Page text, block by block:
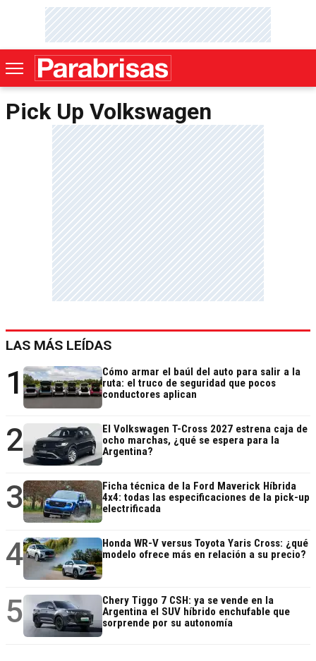
Pick Up Volkswagen
LAS MÁS LEÍDAS
1
Cómo armar el baúl del auto para salir a la
ruta: el truco de seguridad que pocos
conductores aplican
2
El Volkswagen T-Cross 2027 estrena caja de
ocho marchas, ¿qué se espera para la
Argentina?
3
Ficha técnica de la Ford Maverick Híbrida
4x4: todas las especificaciones de la pick-up
electrificada
4
Honda WR-V versus Toyota Yaris Cross: ¿qué
modelo ofrece más en relación a su precio?
5
Chery Tiggo 7 CSH: ya se vende en la
Argentina el SUV híbrido enchufable que
sorprende por su autonomía